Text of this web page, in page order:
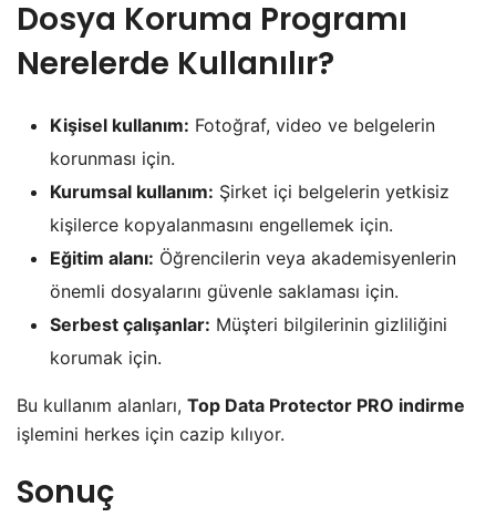
Dosya Koruma Programı
Nerelerde Kullanılır?
Kişisel kullanım: Fotoğraf, video ve belgelerin
korunması için.
Kurumsal kullanım: Şirket içi belgelerin yetkisiz
kişilerce kopyalanmasını engellemek için.
Eğitim alanı: Öğrencilerin veya akademisyenlerin
önemli dosyalarını güvenle saklaması için.
Serbest çalışanlar: Müşteri bilgilerinin gizliliğini
korumak için.
Bu kullanım alanları, Top Data Protector PRO indirme
işlemini herkes için cazip kılıyor.
Sonuç